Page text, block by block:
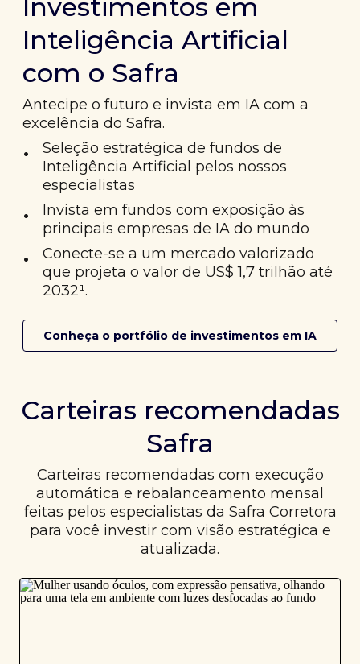
Investimentos em
Inteligência Artificial
com o Safra
Antecipe o futuro e invista em IA com a
excelência do Safra.
•
Seleção estratégica de fundos de
Inteligência Artificial pelos nossos
especialistas
•
Invista em fundos com exposição às
principais empresas de IA do mundo
•
Conecte-se a um mercado valorizado
que projeta o valor de US$ 1,7 trilhão até
2032¹.
Conheça o portfólio de investimentos em IA
Carteiras recomendadas
Safra
Carteiras recomendadas com execução
automática e rebalanceamento mensal
feitas pelos especialistas da Safra Corretora
para você investir com visão estratégica e
atualizada.